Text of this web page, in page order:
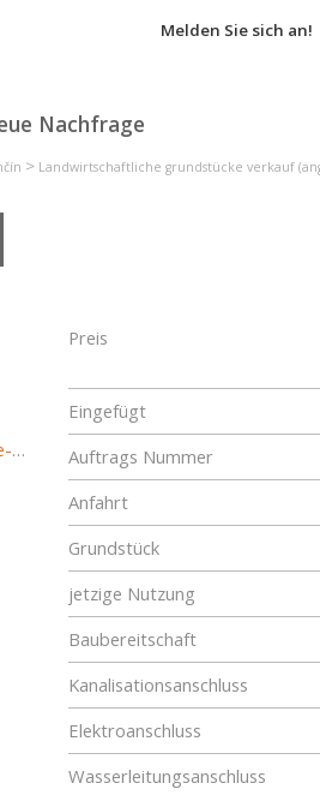
Melden Sie sich an!
Nachfrage
> Landwirtschaftliche grundstücke verkauf
https://www.reality-prievidza.sk/predaj-pozemky-pozemkov-novostavby/Pozemok-na-komercne-vyuzitie-okres-Banovce-nad-Bebravou-27709/?utm_source=areality&utm_medium=xml&utm_term=27709&utm_content=chalupa&utm_campaign=portaly
Preis
Eingefügt
Auftrags Nummer
Anfahrt
Grundstück
jetzige Nutzung
Baubereitschaft
Kanalisationsanschluss
Elektroanschluss
Wasserleitungsanschluss